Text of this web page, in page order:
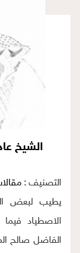
الشيخ
التصنيف :
يطيب لبعض
الاصطياد
الفاضل صالح